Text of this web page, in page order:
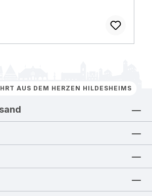
AUS DEM HERZEN HILDESHEIMS